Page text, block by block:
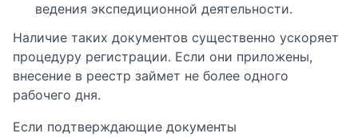
ведения экспедиционной деятельности.
Наличие таких документов существенно ускоряет
процедуру регистрации. Если они приложены,
внесение в реестр займет не более одного
рабочего дня.
Если подтверждающие документы